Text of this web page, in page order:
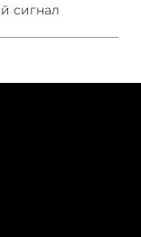
сигнал